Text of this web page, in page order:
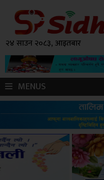
२४ साउन २०८३, आइतबार
MENUS